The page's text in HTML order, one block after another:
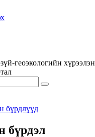
геоэкологийн хүрээлэн
бүрдлүүд
бүрдэл